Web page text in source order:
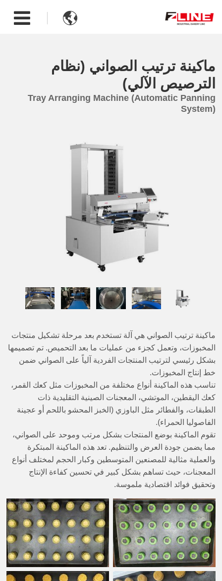

ماكينة ترتيب الصواني (نظام
الترصيص الآلي)
Tray Arranging Machine (Automatic Panning
System)
ماكينة ترتيب الصواني هي آلة تستخدم بعد مرحلة تشكيل منتجات
المخبوزات، وتعمل كجزء من عمليات ما بعد التحميص. تم تصميمها
بشكل رئيسي لترتيب المنتجات الفردية آلياً على الصواني ضمن
خط إنتاج المخبوزات.
تناسب هذه الماكينة أنواع مختلفة من المخبوزات مثل كعك القمر،
كعك اليقطين، الموتشي، المعجنات الصينية التقليدية ذات
الطبقات، والفطائر مثل الباوزي (الخبز المحشو باللحم أو عجينة
الفاصوليا الحمراء).
تقوم الماكينة بوضع المنتجات بشكل مرتب وموحد على الصواني،
مما يضمن جودة العرض والتنظيم. تعد هذه الماكينة المبتكرة
والعملية مثالية للمصنعين المتوسطين وكبار الحجم لمختلف أنواع
المعجنات، حيث تساهم بشكل كبير في تحسين كفاءة الإنتاج
وتحقيق فوائد اقتصادية ملموسة.